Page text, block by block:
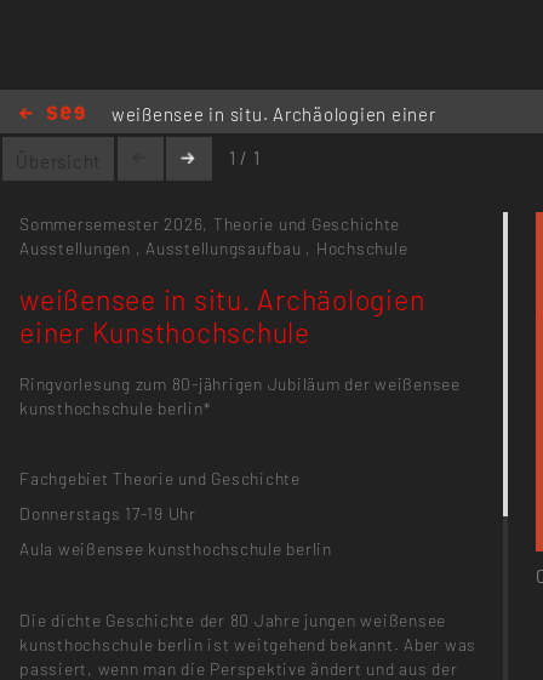
weißensee in situ. Archäologien einer
Kunsthochschule
Übersicht
1 / 1
Sommersemester 2026, Theorie und Geschichte
Ausstellungen , Ausstellungsaufbau , Hochschule
weißensee in situ. Archäologien
einer Kunsthochschule
Ringvorlesung zum 80-jährigen Jubiläum der weißensee
kunsthochschule berlin*
Fachgebiet Theorie und Geschichte
Donnerstags 17-19 Uhr
Aula weißensee kunsthochschule berlin
Die dichte Geschichte der 80 Jahre jungen weißensee
kunsthochschule berlin ist weitgehend bekannt. Aber was
passiert, wenn man die Perspektive ändert und aus der